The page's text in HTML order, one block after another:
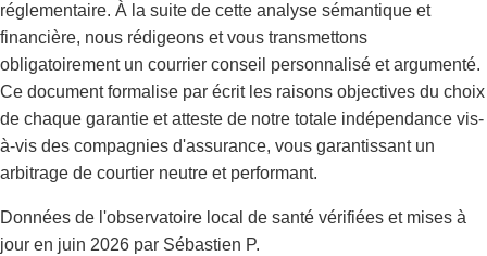
réglementaire. À la suite de cette analyse sémantique et
financière, nous rédigeons et vous transmettons
obligatoirement un courrier conseil personnalisé et argumenté.
Ce document formalise par écrit les raisons objectives du choix
de chaque garantie et atteste de notre totale indépendance vis-
à-vis des compagnies d'assurance, vous garantissant un
arbitrage de courtier neutre et performant.
Données de l'observatoire local de santé vérifiées et mises à
jour en juin 2026 par Sébastien P.